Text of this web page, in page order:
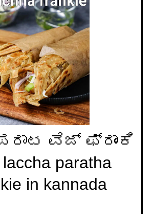
ವೆಜ್ ಫ್ರಾಂಕಿ
paratha
in kannada